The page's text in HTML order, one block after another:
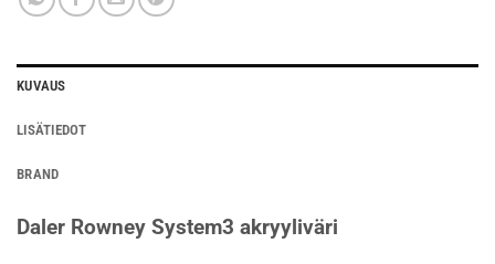
KUVAUS
LISÄTIEDOT
BRAND
Daler Rowney System3 akryyliväri